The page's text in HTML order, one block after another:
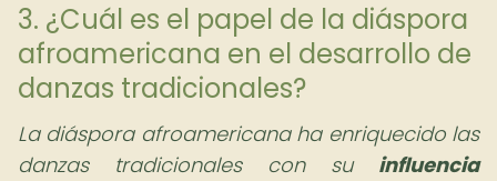
3. ¿Cuál es el papel de la diáspora
afroamericana en el desarrollo de
danzas tradicionales?
La diáspora afroamericana ha enriquecido las
danzas tradicionales con su influencia